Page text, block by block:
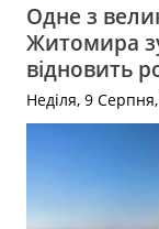
Одне з
Житомира
відновить
Неділя, 9